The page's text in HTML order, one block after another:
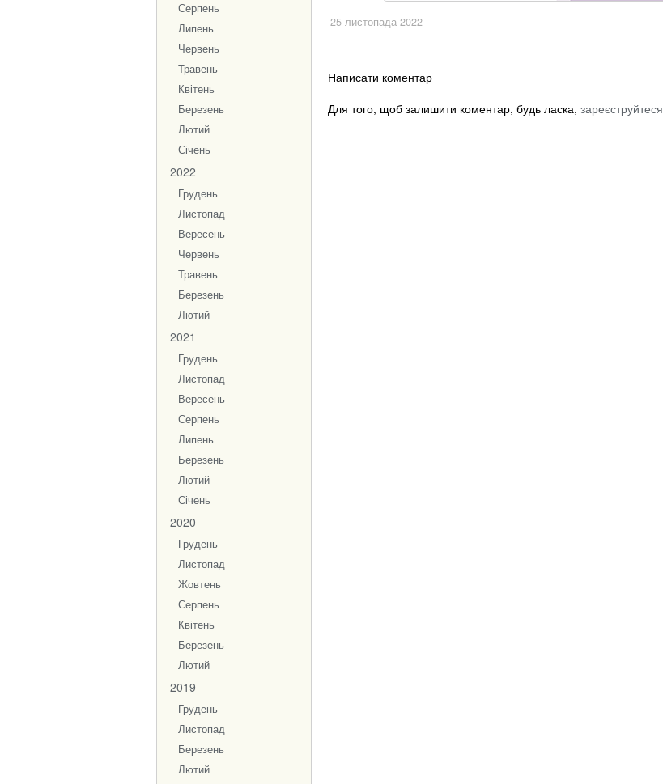
Серпень
Липень
Червень
Травень
Квітень
Березень
Лютий
Січень
2022
Грудень
Листопад
Вересень
Червень
Травень
Березень
Лютий
2021
Грудень
Листопад
Вересень
Серпень
Липень
Березень
Лютий
Січень
2020
Грудень
Листопад
Жовтень
Серпень
Квітень
Березень
Лютий
2019
Грудень
Листопад
Березень
Лютий
25 листопада 2022
Написати коментар
Для того, щоб залишити коментар, будь ласка, зареєструйтеся